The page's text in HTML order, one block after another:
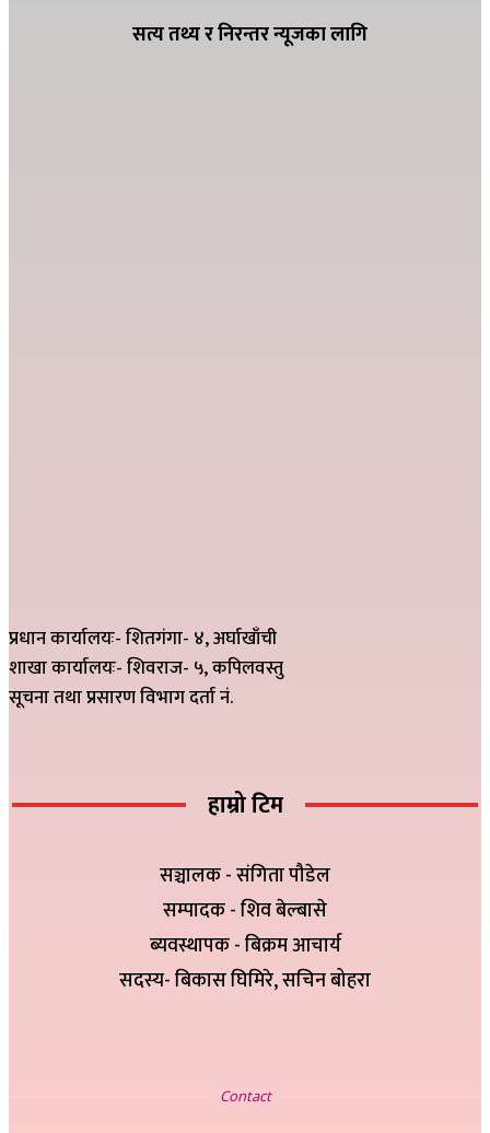
सत्य तथ्य र निरन्तर न्यूजका लागि
प्रधान कार्यालयः- शितगंगा- ४, अर्घाखाँची
शाखा कार्यालयः- शिवराज- ५, कपिलवस्तु
सूचना तथा प्रसारण विभाग दर्ता नं.
हाम्रो टिम
सञ्चालक - संगिता पौडेल
सम्पादक - शिव बेल्बासे
ब्यवस्थापक - बिक्रम आचार्य
सदस्य- बिकास घिमिरे, सचिन बोहरा
Contact